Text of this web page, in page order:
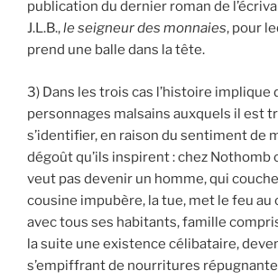
publication du dernier roman de
J.L.B.,le seigneur des monnaies, pour
prend une balle dans la tête.
3) Dans les trois cas l’histoire implique
personnages malsains auxquels il est
s’identifier, en raison du sentiment de
dégoût qu’ils inspirent : chez Nothomb
veut pas devenir un homme, qui
cousine impubère, la tue, met le feu au
avec tous ses habitants, famille
la suite une existence célibataire,
s’empiffrant de nourritures